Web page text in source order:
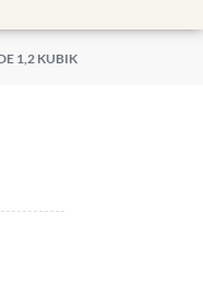
1,2 KUBIK